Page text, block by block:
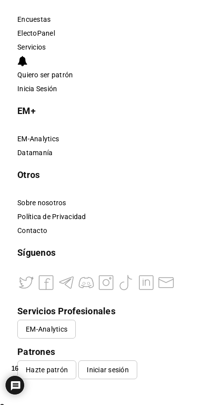
Encuestas
ElectoPanel
Servicios
Quiero ser patrón
Inicia Sesión
EM+
EM-Analytics
Datamanía
Otros
Sobre nosotros
Política de Privacidad
Contacto
Síguenos
Servicios Profesionales
EM-Analytics
Patrones
Hazte patrón Iniciar sesión
16